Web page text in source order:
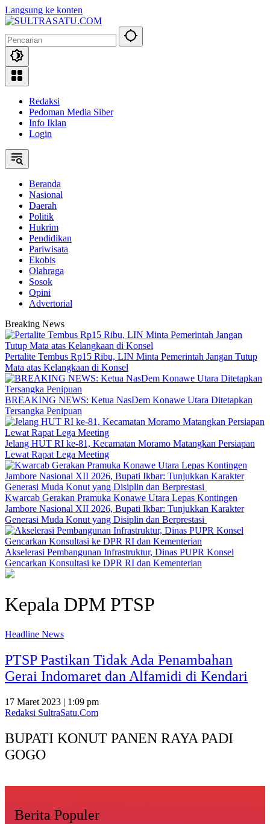
Langsung ke konten
Redaksi
Pedoman Media Siber
Info Iklan
Login
Beranda
Nasional
Daerah
Politik
Hukrim
Pendidikan
Pariwisata
Ekobis
Olahraga
Sosok
Opini
Advertorial
Breaking News
‎Pertalite Tembus Rp15 Ribu, LIN Minta Pemerintah Jangan Tutup
Mata atas Kelangkaan di Konsel
BREAKING NEWS: Ketua NasDem Konawe Utara Ditetapkan
Tersangka Penipuan
‎Jelang HUT RI ke-81, Kecamatan Moramo Matangkan Persiapan
Lewat Rapat Lega Meeting
‎Kwarcab Gerakan Pramuka Konawe Utara Lepas Kontingen
Jambore Nasional XII 2026, Bupati Ikbar: Tunjukkan Karakter
Generasi Muda Konut yang Disiplin dan Berprestasi ‎
Akselerasi Pembangunan Infrastruktur, Dinas PUPR Konsel
Gencarkan Konsultasi ke DPR RI dan Kementerian
Kepala DPM PTSP
Headline News
PTSP Pastikan Tidak Ada Penambahan
Gerai Indomaret dan Alfamidi di Kendari
17 Maret 2023 | 1:09 pm
Redaksi SultraSatu.Com
BUPATI KONUT PANEN RAYA PADI
GOGO
Berita Populer